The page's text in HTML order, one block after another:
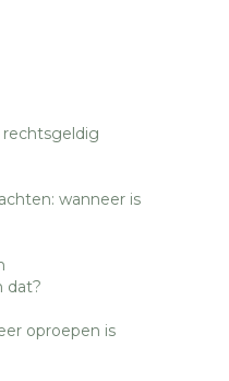
rechtsgeldig
wanneer is
dat?
oproepen is